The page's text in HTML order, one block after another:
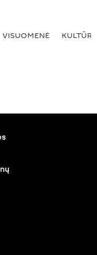
VISUOMENĖ KULTŪRA